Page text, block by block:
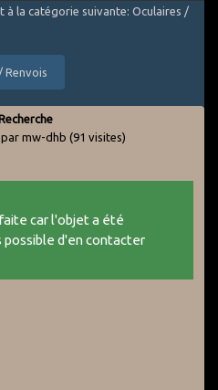
la catégorie suivante: Oculaires /
Renvois
mw-dhb (91 visites)
car l'objet a été
d'en contacter